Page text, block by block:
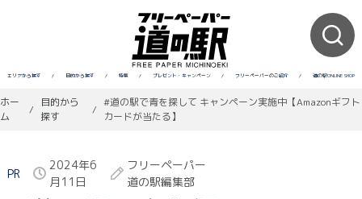
エリアから探す / 目的から探す / 特集 / プレゼント・キャンペーン / フリーペーパーのご紹介 / 道の駅ONLINE SHOP
ホー
ム
/
目的から
探す
/
#道の駅で青を探して キャンペーン実施中【Amazonギフト
カードが当たる】
PR
2024年6
月11日
フリーペーパー
道の駅編集部